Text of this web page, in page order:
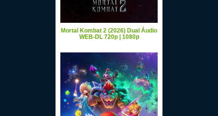
Mortal Kombat 2 (2026) Dual Áudio
WEB-DL 720p | 1080p